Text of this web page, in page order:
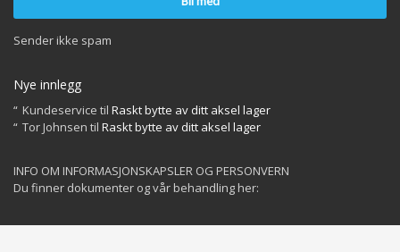
Sender ikke spam
Nye innlegg
Kundeservice til Raskt bytte av ditt aksel lager
Tor Johnsen til Raskt bytte av ditt aksel lager
INFO OM INFORMASJONSKAPSLER OG PERSONVERN
Du finner dokumenter og vår behandling her: